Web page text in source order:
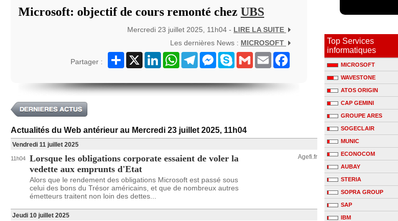
Microsoft: objectif de cours remonté chez UBS
Mercredi 23 juillet 2025, 11h04 - LIRE LA SUITE
Les dernières News : MICROSOFT
Partager :
Partager
X LinkedInWhatsAppTelegramMessenger
Skype Gmail Email
Actualités du Web antérieur au Mercredi 23 juillet 2025, 11h04
Vendredi 11 juillet 2025
11h04
Lorsque les obligations corporate essaient de voler la
vedette aux emprunts d'Etat
Alors que le rendement des obligations Microsoft est passé sous
celui des bons du Trésor américains, et que de nombreux autres
émetteurs traitent non loin des dettes...
Agefi.fr
Jeudi 10 juillet 2025
Top Services
informatiques
MICROSOFT
WAVESTONE
ATOS ORIGIN
CAP GEMINI
GROUPE ARES
SOGECLAIR
MUNIC
ECONOCOM
AUBAY
STERIA
SOPRA GROUP
SAP
IBM